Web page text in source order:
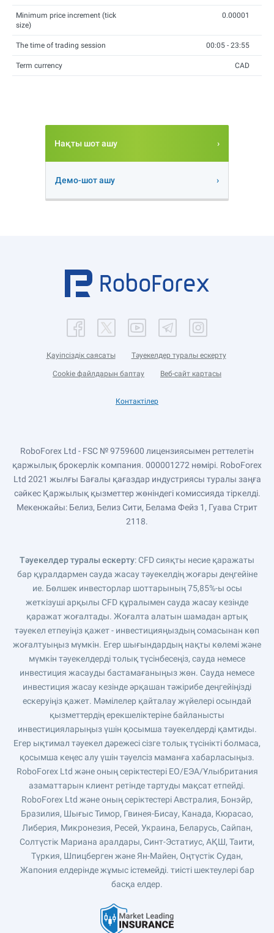
Minimum price increment (tick
size)
0.00001
The time of trading session 00:05 - 23:55
Term currency CAD
Нақты шот ашу
Демо-шот ашу
Қауіпсіздік саясаты Тәуекелдер туралы ескерту
Cookie файлдарын баптау Веб-сайт картасы
Контактілер
RoboForex Ltd - FSC № 9759600 лицензиясымен реттелетін
қаржылық брокерлік компания. 000001272 нөмірі. RoboForex
Ltd 2021 жылғы Бағалы қағаздар индустриясы туралы заңға
сәйкес Қаржылық қызметтер жөніндегі комиссияда тіркелді.
Мекенжайы: Белиз, Белиз Сити, Белама Фейз 1, Гуава Стрит
2118.
Тәуекелдер туралы ескерту: CFD сияқты несие қаражаты
бар құралдармен сауда жасау тәуекелдің жоғары деңгейіне
ие. Бөлшек инвесторлар шоттарының 75,85%-ы осы
жеткізуші арқылы CFD құралымен сауда жасау кезінде
қаражат жоғалтады. Жоғалта алатын шамадан артық
тәуекел етпеуіңіз қажет - инвестицияңыздың сомасынан көп
жоғалтуыңыз мүмкін. Егер шығындардың нақты көлемі және
мүмкін тәуекелдерді толық түсінбесеңіз, сауда немесе
инвестиция жасауды бастамағаныңыз жөн. Сауда немесе
инвестиция жасау кезінде әрқашан тәжірибе деңгейіңізді
ескеруіңіз қажет. Мәмілелер қайталау жүйелері осындай
қызметтердің ерекшеліктеріне байланысты
инвестицияларыңыз үшін қосымша тәуекелдерді қамтиды.
Егер ықтимал тәуекел дәрежесі сізге толық түсінікті болмаса,
қосымша кеңес алу үшін тәуелсіз маманға хабарласыңыз.
RoboForex Ltd және оның серіктестері ЕО/ЕЭА/Ұлыбритания
азаматтарын клиент ретінде тартуды мақсат етпейді.
RoboForex Ltd және оның серіктестері Австралия, Бонэйр,
Бразилия, Шығыс Тимор, Гвинея-Бисау, Канада, Кюрасао,
Либерия, Микронезия, Ресей, Украина, Беларусь, Сайпан,
Солтүстік Мариана аралдары, Синт-Эстатиус, АҚШ, Таити,
Түркия, Шпицберген және Ян-Майен, Оңтүстік Судан,
Жапония елдерінде жұмыс істемейді. тиісті шектеулері бар
басқа елдер.